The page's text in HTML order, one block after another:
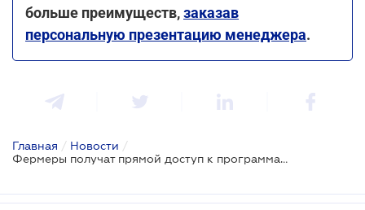
больше преимуществ,заказав
персональную презентацию менеджера.
Главная / Новости /
Фермеры получат прямой доступ к программам помощи ЕС - принят Закон